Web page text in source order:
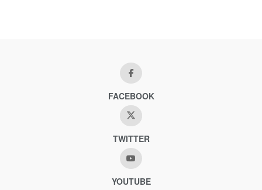
FACEBOOK
TWITTER
YOUTUBE